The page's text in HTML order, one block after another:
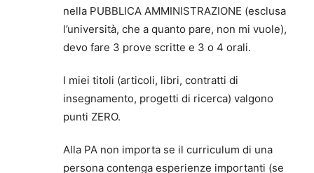
nella PUBBLICA AMMINISTRAZIONE (esclusa
l’università, che a quanto pare, non mi vuole),
devo fare 3 prove scritte e 3 o 4 orali.
I miei titoli (articoli, libri, contratti di
insegnamento, progetti di ricerca) valgono
punti ZERO.
Alla PA non importa se il curriculum di una
persona contenga esperienze importanti (se